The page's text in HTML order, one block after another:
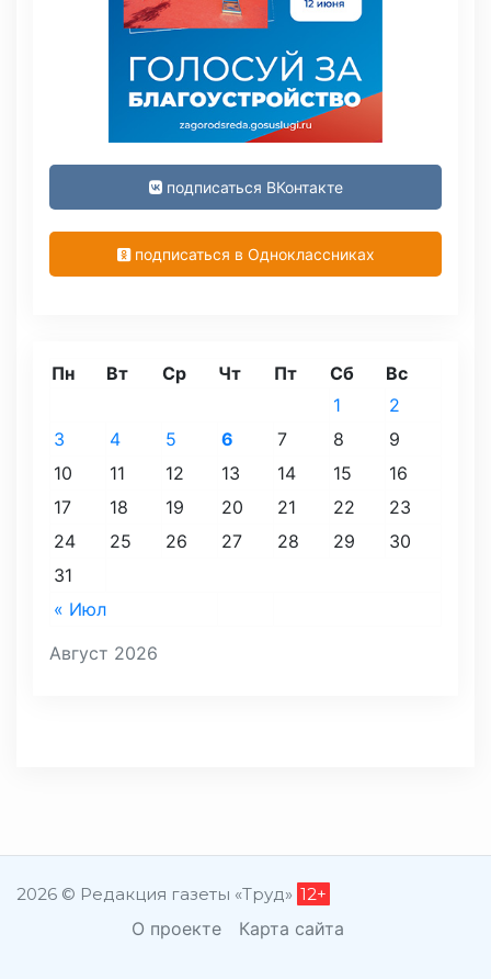
подписаться ВКонтакте
подписаться в Одноклассниках
Август 2026
Пн Вт Ср Чт Пт Сб Вс
« Июл
1
2
3
4 5 6 7 8
9
10
11 12 13 14 15
16
17
18 19 20 21 22
23
24
25 26 27 28 29
30
31
2026 © Редакция газеты «Труд» 12+
О проекте Карта сайта